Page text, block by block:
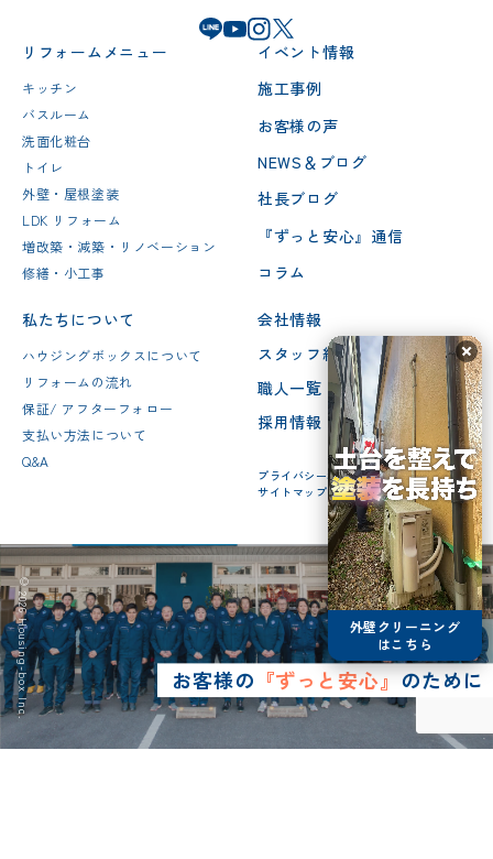
リフォームメニュー
キッチン
バスルーム
洗面化粧台
トイレ
外壁・屋根塗装
LDK リフォーム
増改築・減築・リノベーション
修繕・小工事
イベント情報
施工事例
お客様の声
NEWS＆ブログ
社長ブログ
『ずっと安心』通信
コラム
私たちについて
ハウジングボックスについて
リフォームの流れ
保証/ アフターフォロー
支払い方法について
Q&A
会社情報
スタッフ紹介
職人一覧
採用情報
プライバシーポリシー
サイトマップ
お客様の 『ずっと安心』のために
© 2026 Housing-box Inc.
外壁クリーニング
はこちら